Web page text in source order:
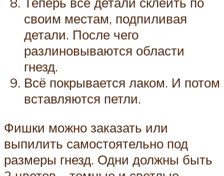
своим местам, подпиливая
детали. После чего
разлиновываются области
гнезд.
Всё покрывается лаком. И потом
вставляются петли.
Фишки можно заказать или
выпилить самостоятельно под
размеры гнезд. Одни должны быть